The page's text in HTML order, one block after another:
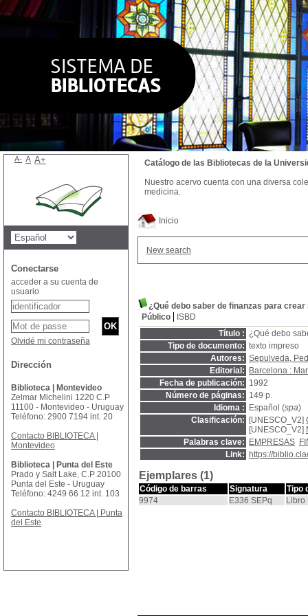
Inicio
New search
¿Qué debo saber de finanzas para
Público
ISBD
Título : ¿Qué debo
Tipo de documento: texto impreso
Autores: Sepulveda,
Editorial:
Barcelona :
Fecha de publicación: 1992
Número de páginas: 149 p.
Idioma :
Español (spa)
Clasificación:
[UNESCO_V2]
[UNESCO_V2]
Palabras clave:
EMPRESAS
Link:
https://
Ejemplares (1)
Código de barras Signatura
Tipo
9974
E336 SEPq Libro
Catálogo de las Bibliotecas de la
Nuestro acervo cuenta con una diversa
medicina.
A- A A+
Conectarse
acceder a su cuenta de
usuario
Olvidé mi contraseña
Dirección
Biblioteca | Montevideo
Zelmar Michelini 1220 C.P
11100 - Montevideo - Uruguay
Teléfono: 2900 7194 int. 20
Contacto BIBLIOTECA |
Montevideo
Biblioteca | Punta del Este
Prado y Salt Lake, C.P 20100
Punta del Este - Uruguay
Teléfono: 4249 66 12 int. 103
Contacto BIBLIOTECA | Punta
del Este